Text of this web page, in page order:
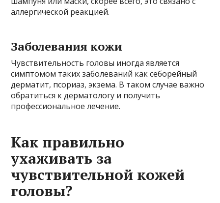
аллергической реакцией.
Заболевания кожи
Чувствительность головы иногда является
симптомом таких заболеваний как себорейный
дерматит, псориаз, экзема. В таком случае важно
обратиться к дерматологу и получить
профессиональное лечение.
Как правильно
ухаживать за
чувствительной кожей
головы?